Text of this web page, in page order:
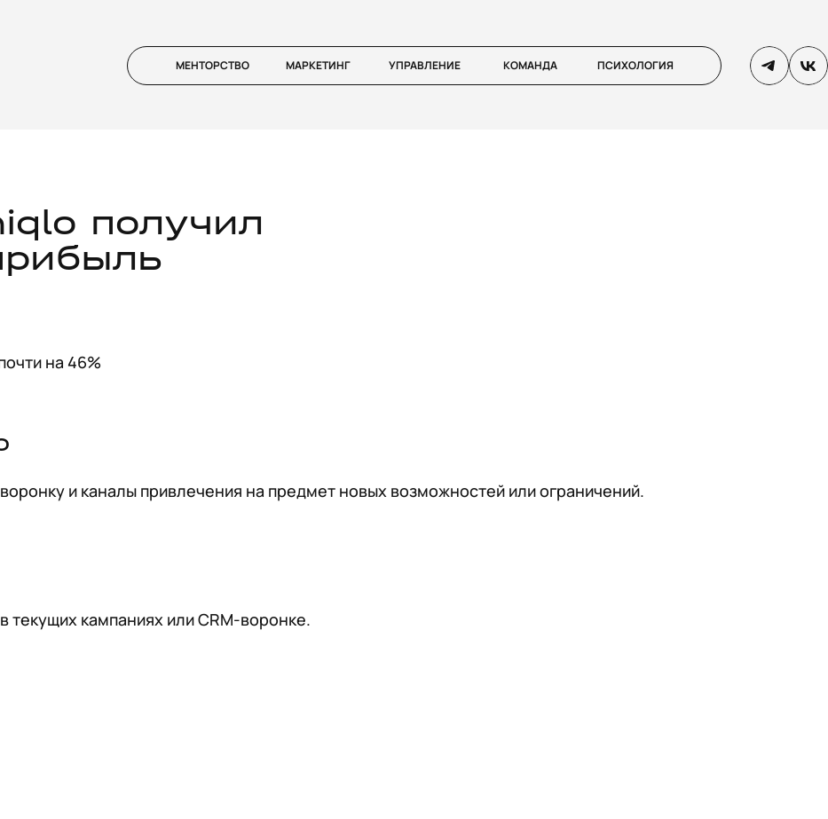
МЕНТОРСТВО МАРКЕТИНГ УПРАВЛЕНИЕ КОМАНДА ПСИХОЛОГИЯ
получил
на 46%
и каналы привлечения на предмет новых возможностей или ограничений.
текущих кампаниях или CRM-воронке.